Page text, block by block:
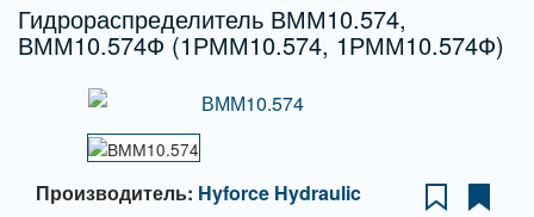
Гидрораспределитель ВММ10.574,
ВММ10.574Ф (1РММ10.574, 1РММ10.574Ф)
Производитель: Hyforce Hydraulic